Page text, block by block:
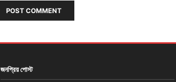
POST COMMENT
জনপ্রিয় পোস্ট